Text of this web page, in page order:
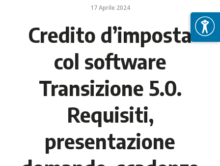
17 Aprile 2024
Credito d’imposta
col software
Transizione 5.0.
Requisiti,
presentazione